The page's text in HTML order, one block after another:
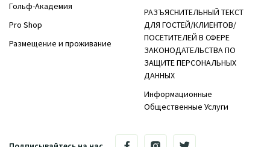
Гольф-Академия
Pro Shop
Размещение и проживание
РАЗЪЯСНИТЕЛЬНЫЙ ТЕКСТ
ДЛЯ ГОСТЕЙ/КЛИЕНТОВ/
ПОСЕТИТЕЛЕЙ В СФЕРЕ
ЗАКОНОДАТЕЛЬСТВА ПО
ЗАЩИТЕ ПЕРСОНАЛЬНЫХ
ДАННЫХ
Информационные
Общественные Услуги